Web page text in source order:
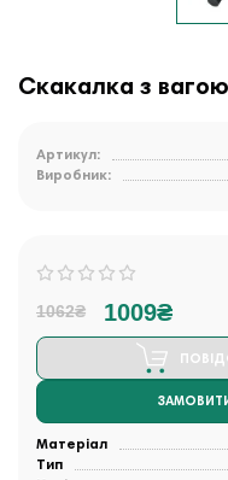
Скакалка з вагою
Артикул:
Виробник:
1062₴ 1009₴
Матеріал
Тип